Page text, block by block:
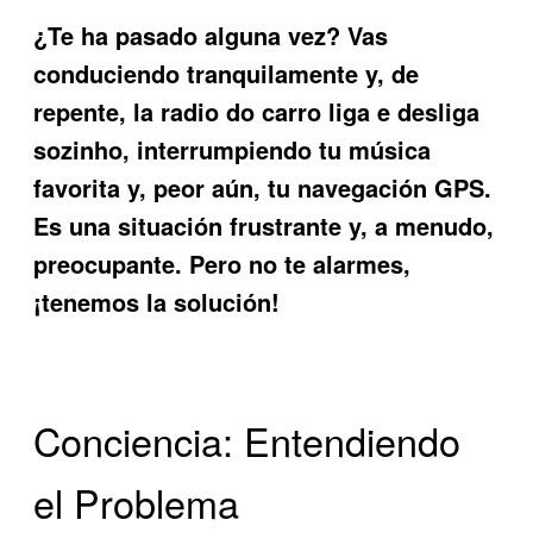
¿Te ha pasado alguna vez? Vas
conduciendo tranquilamente y, de
repente, la radio do carro liga e desliga
sozinho, interrumpiendo tu música
favorita y, peor aún, tu navegación GPS.
Es una situación frustrante y, a menudo,
preocupante. Pero no te alarmes,
¡tenemos la solución!
Conciencia: Entendiendo
el Problema